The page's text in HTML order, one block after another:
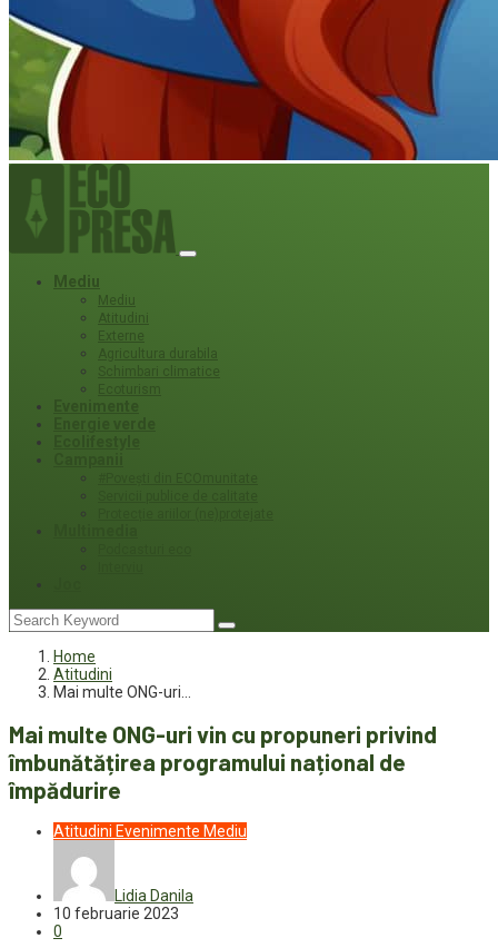
Mediu
Mediu
Atitudini
Externe
Agricultura durabila
Schimbari climatice
Ecoturism
Home
Atitudini
Mai multe ONG-uri…
Mai multe ONG-uri vin cu propuneri privind
îmbunătățirea programului național de
împădurire
Atitudini Evenimente Mediu
Lidia Danila
10 februarie 2023
0